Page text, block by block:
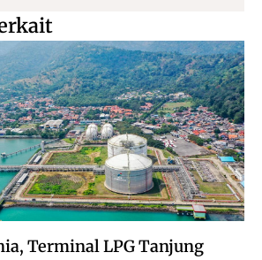
Terminal LPG Tanjung